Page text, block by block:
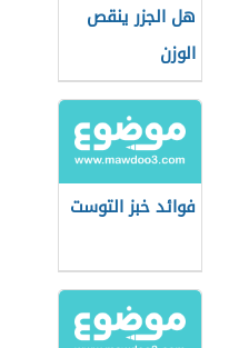
هل الجزر ينقص
الوزن
فوائد خبز التوست